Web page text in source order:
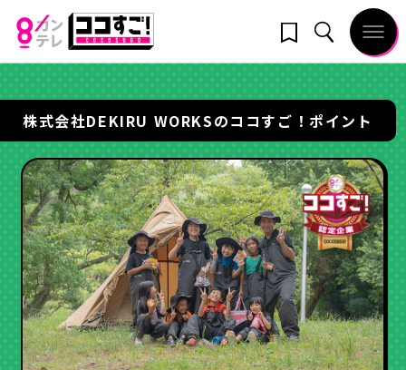
株式会社DEKIRU WORKSのココすご！ポイント